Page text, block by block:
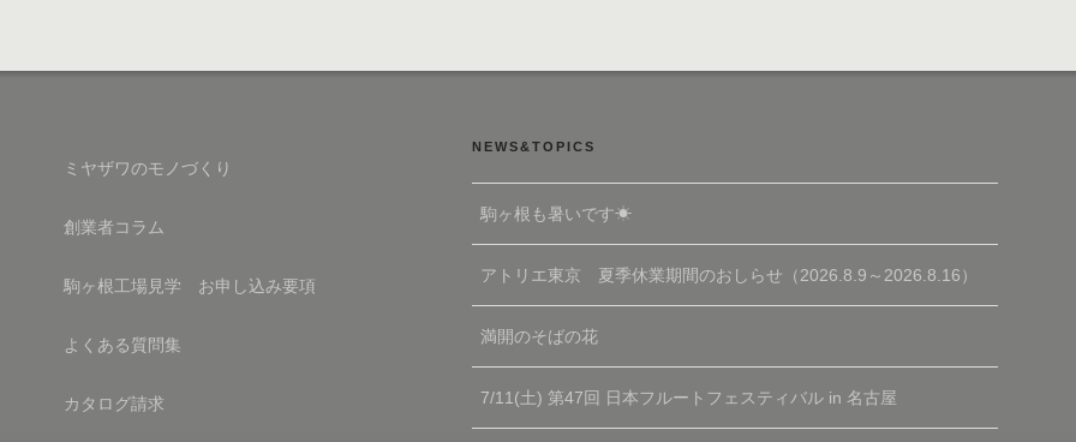
ミヤザワのモノづくり
創業者コラム
駒ヶ根工場見学 お申し込み要項
よくある質問集
カタログ請求
NEWS&TOPICS
駒ヶ根も暑いです☀
アトリエ東京 夏季休業期間のおしらせ（2026.8.9～2026.8.16）
満開のそばの花
7/11(土) 第47回 日本フルートフェスティバル in 名古屋